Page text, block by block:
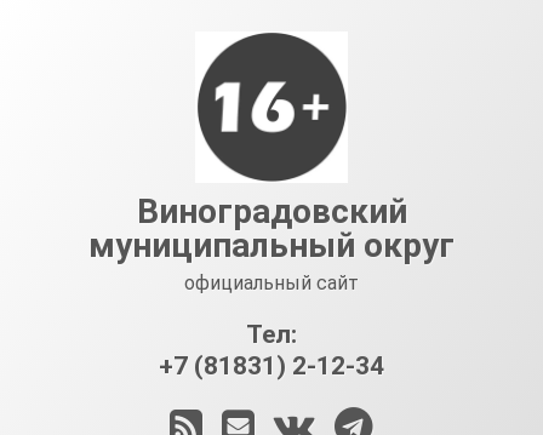
Виноградовский
муниципальный округ
официальный сайт
Тел:
+7 (81831) 2-12-34
RSSE-mailВКонтакте
Telegram